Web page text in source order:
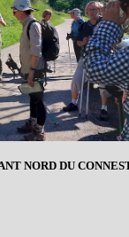
NORD DU